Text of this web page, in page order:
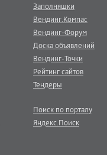
Заполняшки
Вендинг.Компас
Вендинг-Форум
Доска объявлений
Вендинг-Точки
Рейтинг сайтов
Тендеры
Поиск по порталу
Яндекс.Поиск